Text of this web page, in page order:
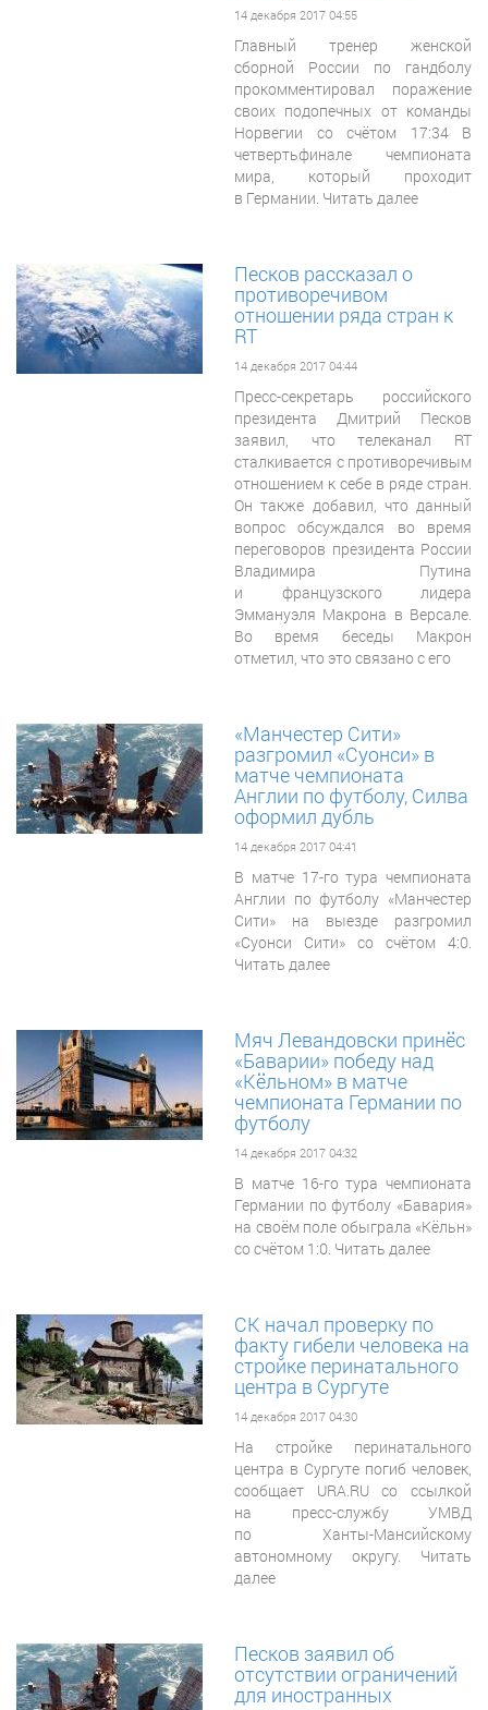
14 декабря 2017 04:55
Главный тренер женской
сборной России по гандболу
прокомментировал поражение
своих подопечных от команды
Норвегии со счётом 17:34 В
четвертьфинале чемпионата
мира, который проходит
в Германии. Читать далее
Песков рассказал о
противоречивом
отношении ряда стран к
RT
14 декабря 2017 04:44
Пресс-секретарь российского
президента Дмитрий Песков
заявил, что телеканал RT
сталкивается с противоречивым
отношением к себе в ряде стран.
Он также добавил, что данный
вопрос обсуждался во время
переговоров президента России
Владимира Путина
и французского лидера
Эммануэля Макрона в Версале.
Во время беседы Макрон
отметил, что это связано с его
«Манчестер Сити»
разгромил «Суонси» в
матче чемпионата
Англии по футболу, Силва
оформил дубль
14 декабря 2017 04:41
В матче 17-го тура чемпионата
Англии по футболу «Манчестер
Сити» на выезде разгромил
«Суонси Сити» со счётом 4:0.
Читать далее
Мяч Левандовски принёс
«Баварии» победу над
«Кёльном» в матче
чемпионата Германии по
футболу
14 декабря 2017 04:32
В матче 16-го тура чемпионата
Германии по футболу «Бавария»
на своём поле обыграла «Кёльн»
со счётом 1:0. Читать далее
СК начал проверку по
факту гибели человека на
стройке перинатального
центра в Сургуте
14 декабря 2017 04:30
На стройке перинатального
центра в Сургуте погиб человек,
сообщает URA.RU со ссылкой
на пресс-службу УМВД
по Ханты-Мансийскому
автономному округу. Читать
далее
Песков заявил об
отсутствии ограничений
для иностранных